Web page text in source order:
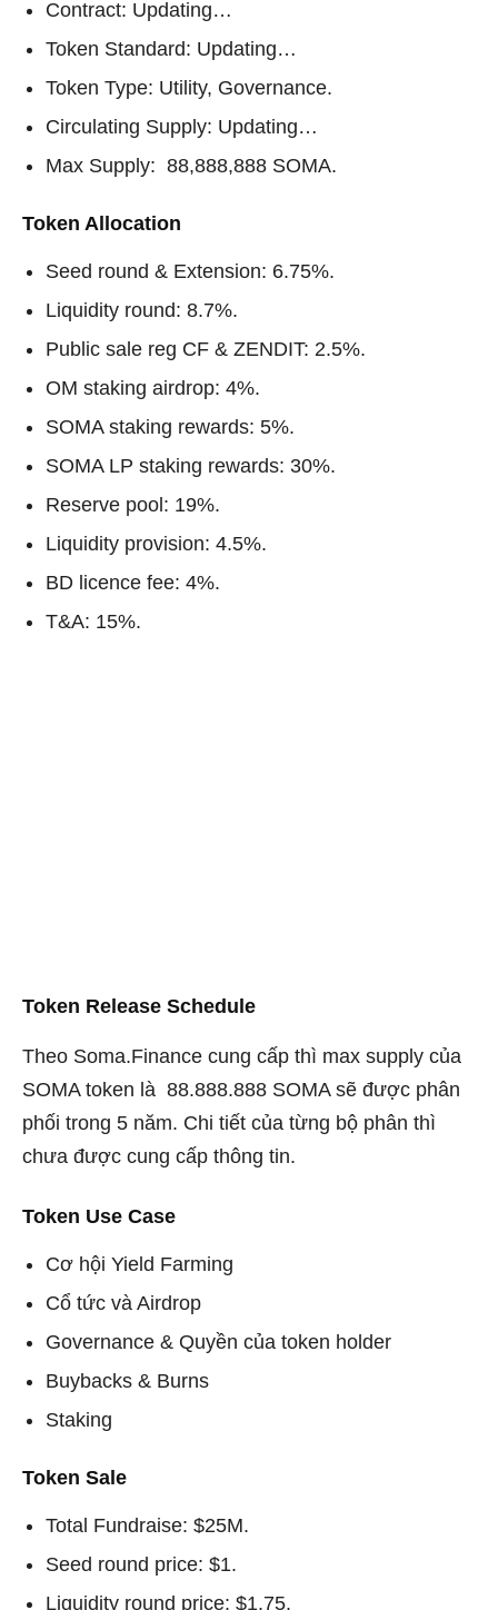
Contract: Updating…
Token Standard: Updating…
Token Type: Utility, Governance.
Circulating Supply: Updating…
Max Supply: ‍ 88,888,888 SOMA.
Token Allocation
Seed round & Extension: 6.75%.
Liquidity round: 8.7%.
Public sale reg CF & ZENDIT: 2.5%.
OM staking airdrop: 4%.
SOMA staking rewards: 5%.
SOMA LP staking rewards: 30%.
Reserve pool: 19%.
Liquidity provision: 4.5%.
BD licence fee: 4%.
T&A: 15%.
Token Release Schedule
Theo Soma.Finance cung cấp thì max supply của
SOMA token là ‍ 88.888.888 SOMA sẽ được phân
phối trong 5 năm. Chi tiết của từng bộ phân thì
chưa được cung cấp thông tin.
Token Use Case
Cơ hội Yield Farming
Cổ tức và Airdrop
Governance & Quyền của token holder
Buybacks & Burns
Staking
Token Sale
Total Fundraise: $25M.
Seed round price: $1.
Liquidity round price: $1.75.